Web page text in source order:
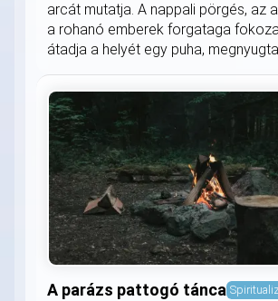
arcát mutatja. A nappali pörgés, az
a rohanó emberek forgataga
átadja a helyét egy puha,
A parázs pattogó tánca